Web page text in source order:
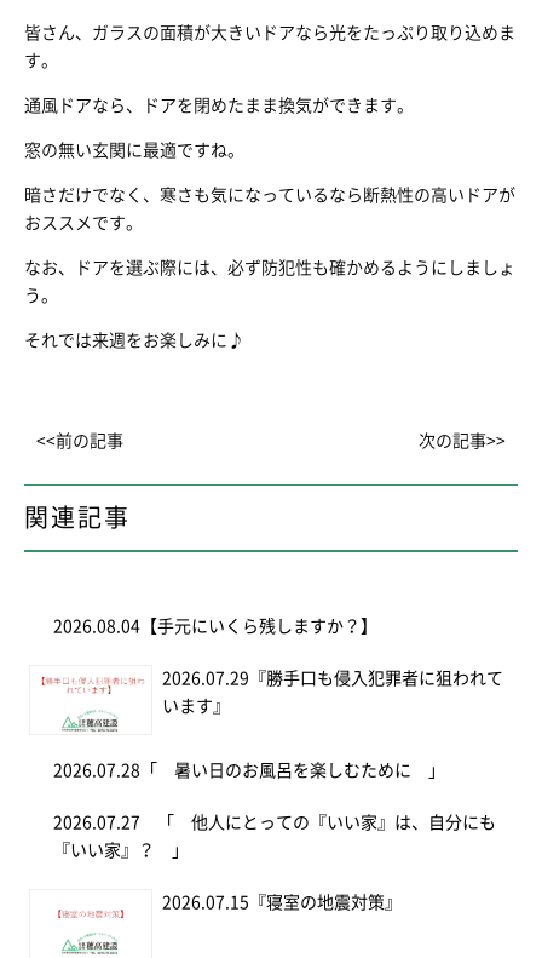
皆さん、ガラスの面積が大きいドアなら光をたっぷり取り込めま
す。
通風ドアなら、ドアを閉めたまま換気ができます。
窓の無い玄関に最適ですね。
暗さだけでなく、寒さも気になっているなら断熱性の高いドアが
おススメです。
なお、ドアを選ぶ際には、必ず防犯性も確かめるようにしましょ
う。
それでは来週をお楽しみに♪
<<前の記事 次の記事>>
関連記事
2026.08.04 【手元にいくら残しますか？】
2026.07.29 『勝手口も侵入犯罪者に狙われて
います』
2026.07.28 「 暑い日のお風呂を楽しむために 」
2026.07.27 「 他人にとっての『いい家』は、自分にも
『いい家』？ 」
2026.07.15 『寝室の地震対策』